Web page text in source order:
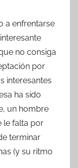
a enfrentarse
no consiga
por
interesantes
ha sido
un hombre
le falta por
terminar
(y su ritmo